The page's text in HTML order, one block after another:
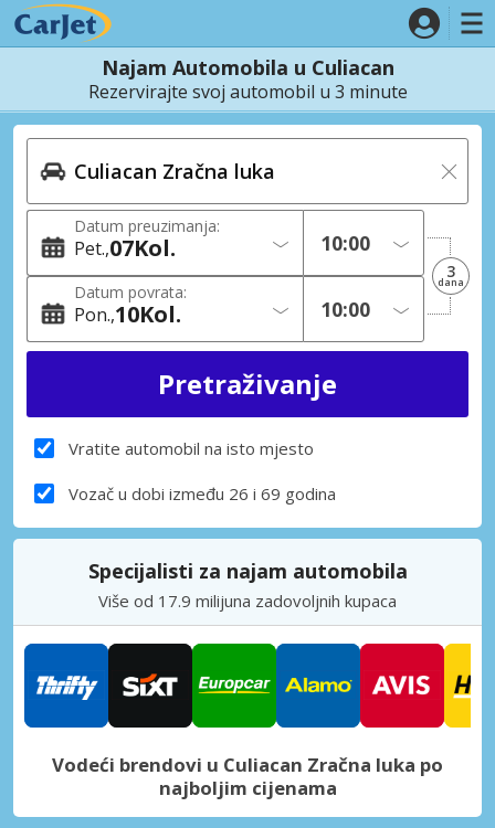
Najam Automobila u Culiacan
Rezervirajte svoj automobil u 3 minute
Datum preuzimanja:
Pet. 07Kol.
Datum povrata:
Pon. 10Kol.
3
dana
Vratite automobil na isto mjesto
Vozač u dobi između 26 i 69 godina
Specijalisti za najam automobila
Više od 17.9 milijuna zadovoljnih kupaca
Vodeći brendovi u Culiacan Zračna luka po
najboljim cijenama